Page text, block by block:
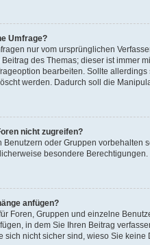
Umfrage?
nur vom ursprünglichen
des Themas; dieser ist immer
bearbeiten. Sollte
werden. Dadurch soll die
nicht zugreifen?
Benutzern oder Gruppen
besondere
anfügen?
Foren, Gruppen und einzelne
in dem Sie Ihren Beitrag
sich nicht sicher sind, wieso Sie